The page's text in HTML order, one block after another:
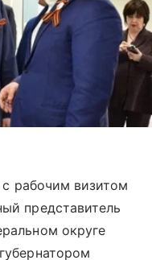
рабочим визитом
представитель
округе